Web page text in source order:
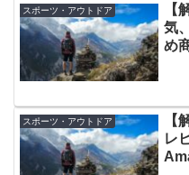
スポーツ・アウトドア
【
気
め
スポーツ・アウトドア
【
レ